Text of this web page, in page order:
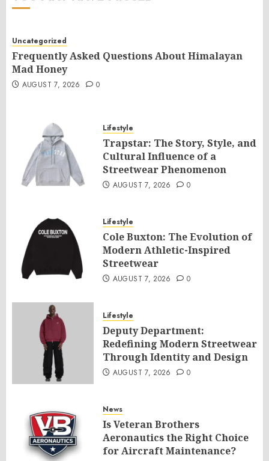
Uncategorized
Frequently Asked Questions About Himalayan
Mad Honey
AUGUST 7, 2026 0
Lifestyle
Trapstar: The Story, Style, and
Cultural Influence of a
Streetwear Phenomenon
AUGUST 7, 2026 0
Lifestyle
Cole Buxton: The Evolution of
Modern Athletic-Inspired
Streetwear
AUGUST 7, 2026 0
Lifestyle
Deputy Department:
Redefining Modern Streetwear
Through Identity and Design
AUGUST 7, 2026 0
News
Is Veteran Brothers
Aeronautics the Right Choice
for Aircraft Maintenance?